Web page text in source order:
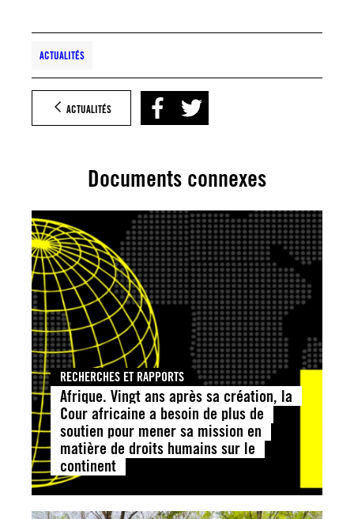
ACTUALITÉS
ACTUALITÉS
Documents connexes
RECHERCHES ET RAPPORTS
Afrique. Vingt ans après sa création, la
Cour africaine a besoin de plus de
soutien pour mener sa mission en
matière de droits humains sur le
continent